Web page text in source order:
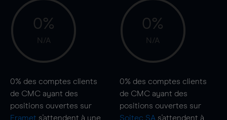
0%
N/A
0% des comptes clients
de CMC ayant des
positions ouvertes sur
Eramet s'attendent à une
0%
N/A
0% des comptes clients
de CMC ayant des
positions ouvertes sur
Soitec SA s'attendent à